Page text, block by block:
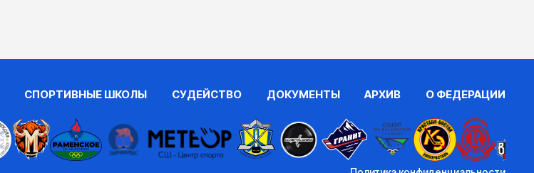
СПОРТИВНЫЕ ШКОЛЫ СУДЕЙСТВО ДОКУМЕНТЫ АРХИВ О ФЕДЕРАЦИИ